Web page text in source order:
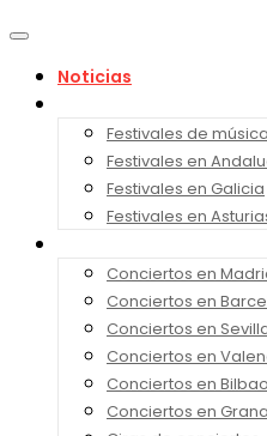
Noticias
Festivales de
Festivales en
Festivales en Galicia
Festivales en
Conciertos en
Conciertos en
Conciertos en
Conciertos en
Conciertos en
Conciertos en